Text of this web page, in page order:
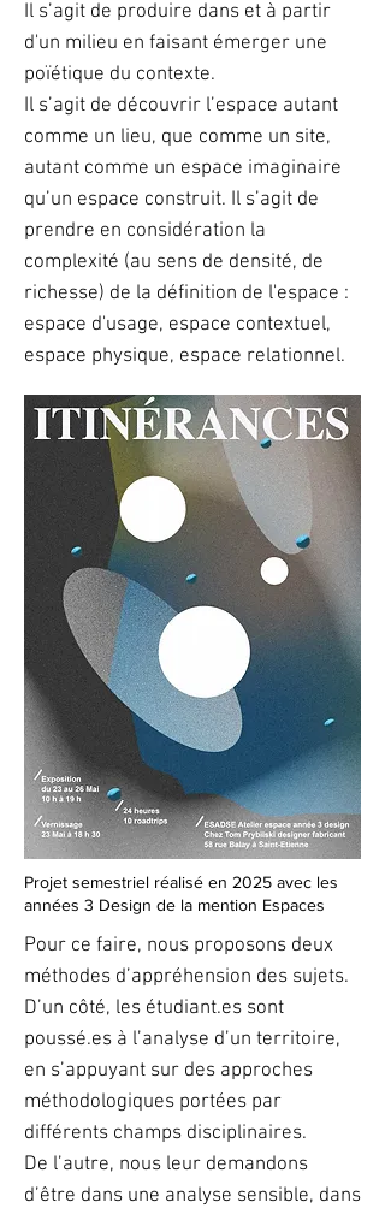
Il s’agit de produire dans et à partir
d'un milieu en faisant émerger une
poïétique du contexte.
Il s’agit de découvrir l’espace autant
comme un lieu, que comme un site,
autant comme un espace imaginaire
qu’un espace construit. Il s’agit de
prendre en considération la
complexité (au sens de densité, de
richesse) de la définition de l'espace :
espace d'usage, espace contextuel,
espace physique, espace relationnel.
Projet semestriel réalisé en 2025 avec les
années 3 Design de la mention Espaces
Pour ce faire, nous proposons deux
méthodes d’appréhension des sujets.
D’un côté, les étudiant.es sont
poussé.es à l’analyse d’un territoire,
en s’appuyant sur des approches
méthodologiques portées par
différents champs disciplinaires.
De l’autre, nous leur demandons
d’être dans une analyse sensible, dans